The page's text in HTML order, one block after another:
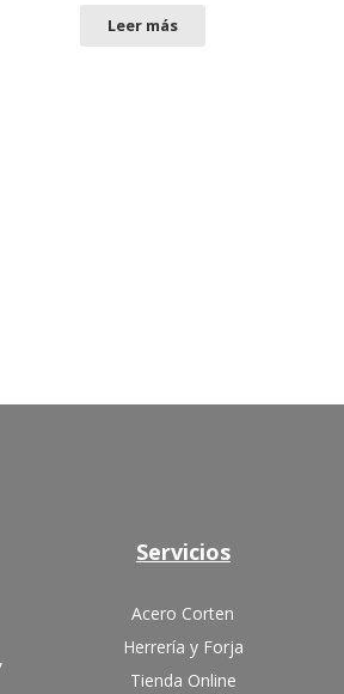
Leer más
Servicios
Acero Corten
Herrería y Forja
Tienda Online